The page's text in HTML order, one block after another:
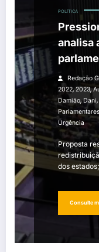
POLÍTICA
analisa
Redação
2022,2023,
Damião,Dani,
Parlamentares
Urgência
Proposta
dos
Consulte